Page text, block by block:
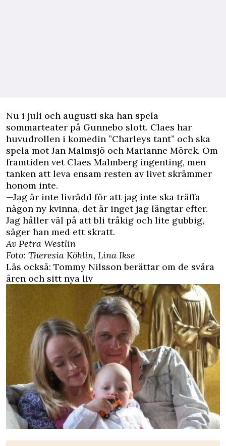
Nu i juli och augusti ska han spela
sommarteater på Gunnebo slott. Claes har
huvudrollen i komedin ”Charleys tant” och ska
spela mot Jan Malmsjö och Marianne Mörck. Om
framtiden vet Claes Malmberg ingenting, men
tanken att leva ensam resten av livet skrämmer
honom inte.
—Jag är inte livrädd för att jag inte ska träffa
någon ny kvinna, det är inget jag längtar efter.
Jag håller väl på att bli tråkig och lite gubbig,
säger han med ett skratt.
Av Petra Westlin
Foto: Theresia Köhlin, Lina Ikse
Läs också: Tommy Nilsson berättar om de svåra
åren och sitt nya liv